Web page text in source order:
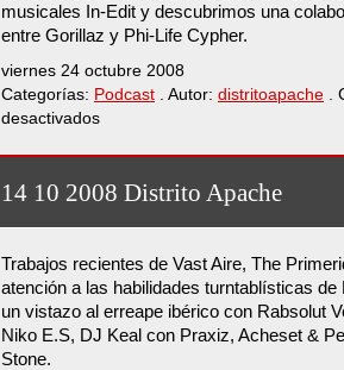
musicales In-Edit y descubrimos una
entre Gorillaz y Phi-Life Cypher.
viernes 24 octubre 2008
Categorías: Podcast . Autor: distritoapache .
desactivadosen
10
Distrito
14 10 2008 Distrito Apache
Trabajos recientes de Vast Aire, The
atención a las habilidades turntablísticas
un vistazo al erreape ibérico con Rabsolut
Niko E.S, DJ Keal con Praxiz, Acheset &
Stone.